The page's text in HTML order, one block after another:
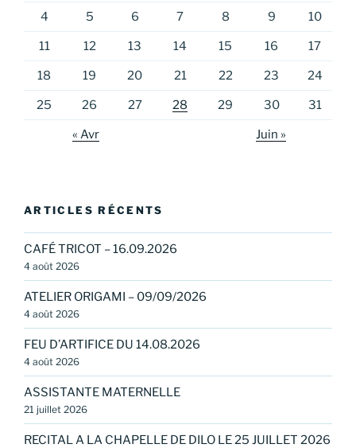
4 5 6 7 8 9 10
11 12 13 14 15 16 17
18 19 20 21 22 23 24
25 26 27 28 29 30 31
« Avr Juin »
ARTICLES RÉCENTS
CAFÉ TRICOT – 16.09.2026
4 août 2026
ATELIER ORIGAMI – 09/09/2026
4 août 2026
FEU D’ARTIFICE DU 14.08.2026
4 août 2026
ASSISTANTE MATERNELLE
21 juillet 2026
RECITAL A LA CHAPELLE DE DILO LE 25 JUILLET 2026